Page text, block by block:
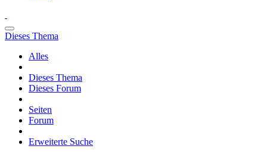
Dieses Thema
Alles
Dieses Thema
Dieses Forum
Seiten
Forum
Erweiterte Suche